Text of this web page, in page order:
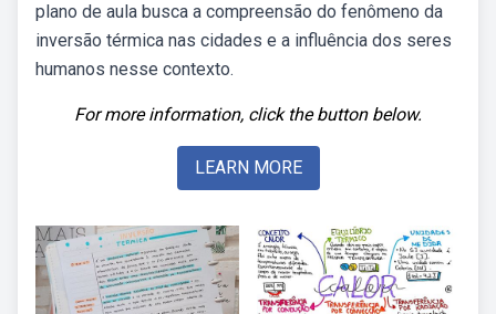
plano de aula busca a compreensão do fenômeno da
inversão térmica nas cidades e a influência dos seres
humanos nesse contexto.
For more information, click the button below.
LEARN MORE